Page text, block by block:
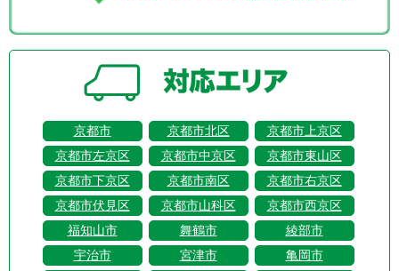
京都市 京都市北区
京都市上京区
京都市左京区
京都市中京区
京都市東山区
京都市下京区
京都市南区
京都市右京区
京都市伏見区
京都市山科区
京都市西京区
福知山市
舞鶴市
綾部市
宇治市
宮津市
亀岡市